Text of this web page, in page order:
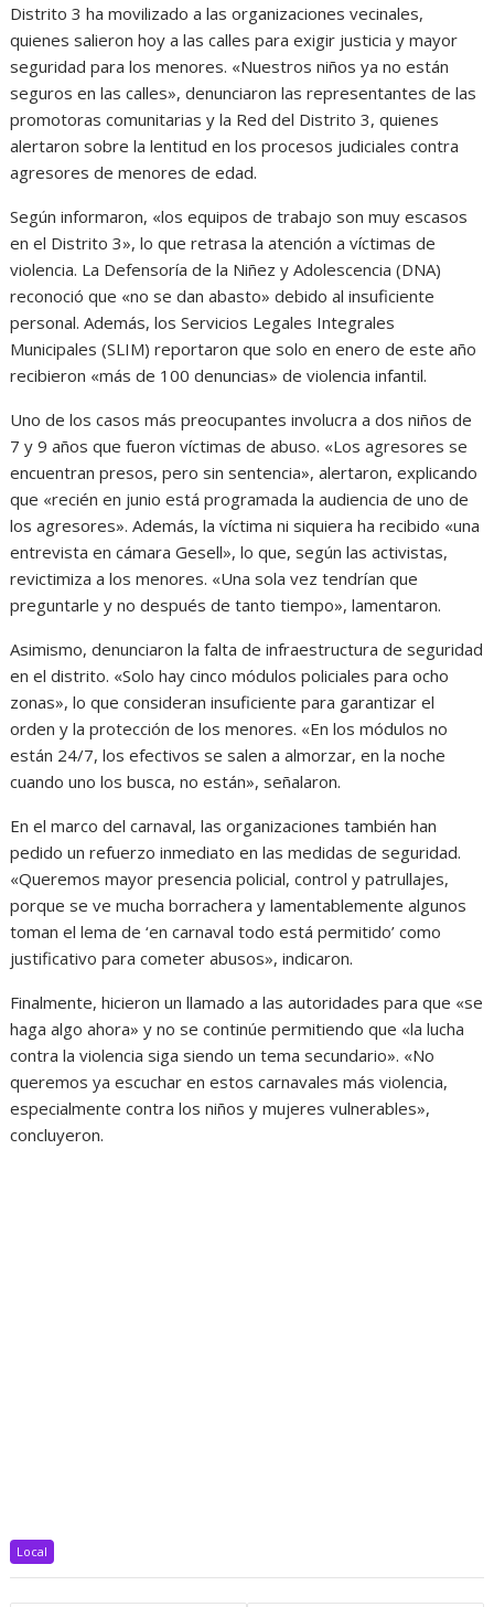
Distrito 3 ha movilizado a las organizaciones vecinales,
quienes salieron hoy a las calles para exigir justicia y mayor
seguridad para los menores. «Nuestros niños ya no están
seguros en las calles», denunciaron las representantes de las
promotoras comunitarias y la Red del Distrito 3, quienes
alertaron sobre la lentitud en los procesos judiciales contra
agresores de menores de edad.
Según informaron, «los equipos de trabajo son muy escasos
en el Distrito 3», lo que retrasa la atención a víctimas de
violencia. La Defensoría de la Niñez y Adolescencia (DNA)
reconoció que «no se dan abasto» debido al insuficiente
personal. Además, los Servicios Legales Integrales
Municipales (SLIM) reportaron que solo en enero de este año
recibieron «más de 100 denuncias» de violencia infantil.
Uno de los casos más preocupantes involucra a dos niños de
7 y 9 años que fueron víctimas de abuso. «Los agresores se
encuentran presos, pero sin sentencia», alertaron, explicando
que «recién en junio está programada la audiencia de uno de
los agresores». Además, la víctima ni siquiera ha recibido «una
entrevista en cámara Gesell», lo que, según las activistas,
revictimiza a los menores. «Una sola vez tendrían que
preguntarle y no después de tanto tiempo», lamentaron.
Asimismo, denunciaron la falta de infraestructura de seguridad
en el distrito. «Solo hay cinco módulos policiales para ocho
zonas», lo que consideran insuficiente para garantizar el
orden y la protección de los menores. «En los módulos no
están 24/7, los efectivos se salen a almorzar, en la noche
cuando uno los busca, no están», señalaron.
En el marco del carnaval, las organizaciones también han
pedido un refuerzo inmediato en las medidas de seguridad.
«Queremos mayor presencia policial, control y patrullajes,
porque se ve mucha borrachera y lamentablemente algunos
toman el lema de ‘en carnaval todo está permitido’ como
justificativo para cometer abusos», indicaron.
Finalmente, hicieron un llamado a las autoridades para que «se
haga algo ahora» y no se continúe permitiendo que «la lucha
contra la violencia siga siendo un tema secundario». «No
queremos ya escuchar en estos carnavales más violencia,
especialmente contra los niños y mujeres vulnerables»,
concluyeron.
Local